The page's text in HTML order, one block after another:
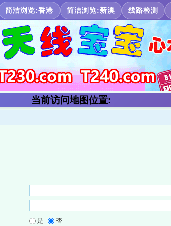
简洁浏览:香港 简洁浏览:新澳 线路检测
当前访问地图位置:
是 否